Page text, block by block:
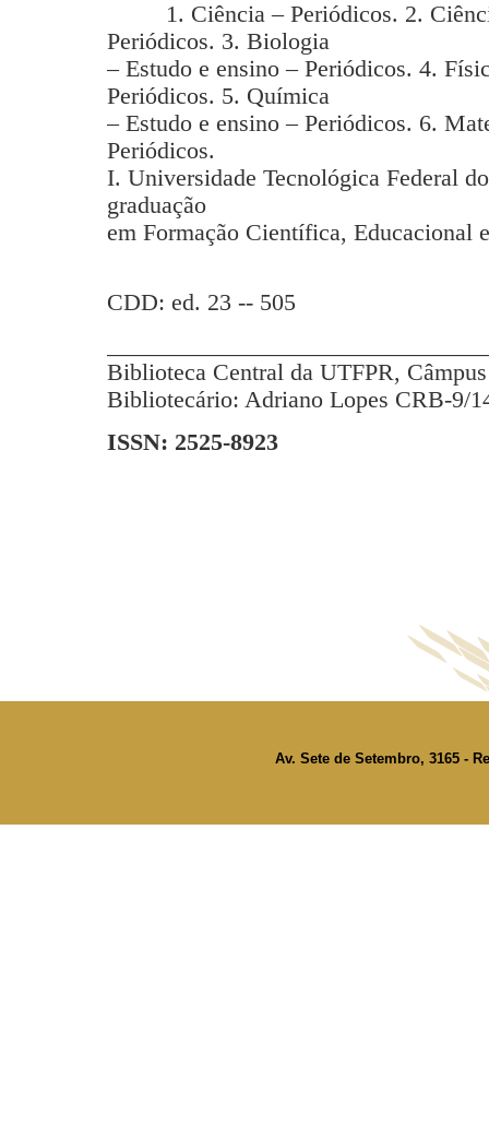
1. Ciência – Periódicos. 2.
Periódicos. 3. Biologia
– Estudo e ensino – Periódicos. 4.
Periódicos. 5. Química
– Estudo e ensino – Periódicos. 6.
Periódicos.
I. Universidade Tecnológica Federal
graduação
em Formação Científica, Educacional
CDD: ed. 23 -- 505
Biblioteca Central da UTFPR,
Bibliotecário: Adriano Lopes CRB-9/
ISSN: 2525-8923
Av. Sete de Setembro, 3165 -